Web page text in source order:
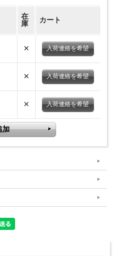
在
庫
カート
× 入荷連絡を希望
× 入荷連絡を希望
× 入荷連絡を希望